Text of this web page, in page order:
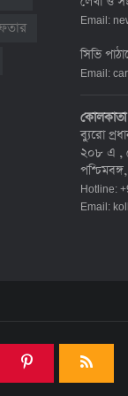
Email:
সিভি
Email:
ব্যুরো
২০৮ এ ,
Hotline:
Email: